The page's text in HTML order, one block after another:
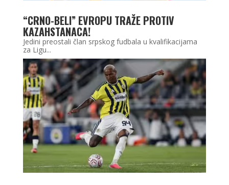
“CRNO-BELI” EVROPU TRAŽE PROTIV
KAZAHSTANACA!
Jedini preostali član srpskog fudbala u kvalifikacijama
za Ligu...